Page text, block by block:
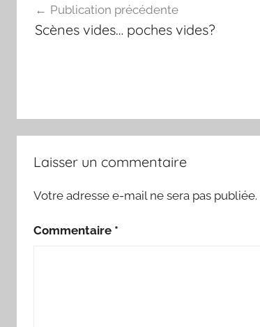
de
Publication précédente
Scènes vides… poches vides?
Laisser un commentaire
Votre adresse e-mail ne sera pas publiée.
Commentaire *